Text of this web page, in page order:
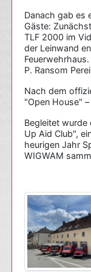
Danach gab es
Gäste:
TLF 2000 im
der Leinwand
P. Ransom
Nach dem
"Open House"
Begleitet
Up Aid Club",
heurigen Jahr
WIGWAM